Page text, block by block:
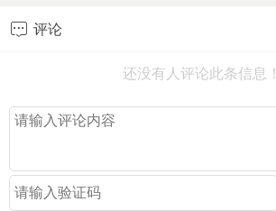
 评论
还没有人评论此条信息！